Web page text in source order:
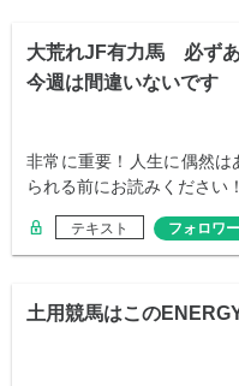
大荒れJF有力馬 必ず
今週は間違いないです
非常に重要！人生に偶然は
られる前にお読みください
テキスト フォロワ
土用競馬はこの